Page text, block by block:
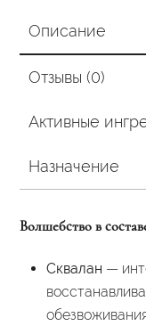
Описание
Отзывы (0)
Активные
Назначение
Волшебство в
Сквалан —